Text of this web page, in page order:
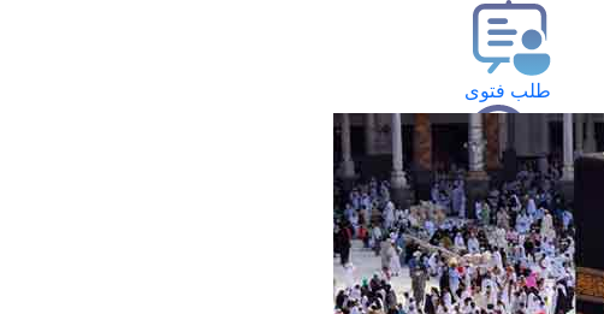
طلب فتوى
استعلام عن فتوى
حجز موعد